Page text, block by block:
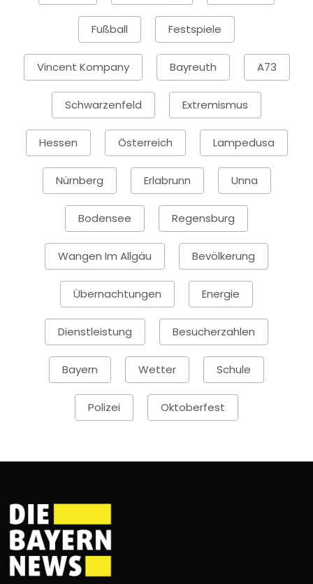
Fußball Festspiele
Vincent Kompany Bayreuth A73
Schwarzenfeld Extremismus
Hessen Österreich Lampedusa
Nürnberg Erlabrunn Unna
Bodensee Regensburg
Wangen Im Allgäu Bevölkerung
Übernachtungen Energie
Dienstleistung Besucherzahlen
Bayern Wetter Schule
Polizei Oktoberfest